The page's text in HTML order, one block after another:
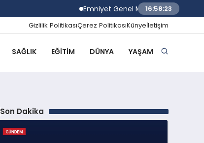
Emniyet Genel Müdürü Mahmut
16:58:24
Gizlilik PolitikasıÇerez PolitikasıKünyeİletişim
SAĞLIK EĞITIM DÜNYA YAŞAM
Son Dakika